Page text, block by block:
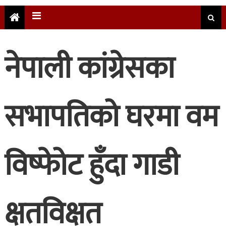
नेपाली कांग्रेसका
सभापतिको घरमा वम
विष्फोेट हुँदा गाडी
क्षतविक्षत